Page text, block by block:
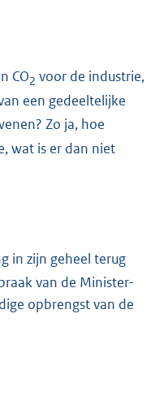
CO2 voor de industrie,
een gedeeltelijke
Zo ja, hoe
wat is er dan niet
in zijn geheel terug
van de Minister-
opbrengst van de